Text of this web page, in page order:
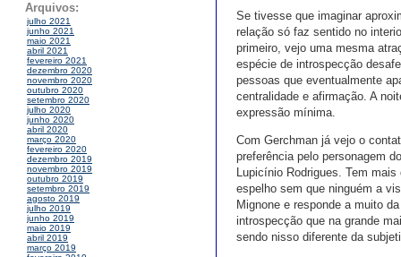
Arquivos:
julho 2021
junho 2021
maio 2021
abril 2021
fevereiro 2021
dezembro 2020
novembro 2020
outubro 2020
setembro 2020
julho 2020
junho 2020
abril 2020
março 2020
fevereiro 2020
dezembro 2019
novembro 2019
outubro 2019
setembro 2019
agosto 2019
julho 2019
junho 2019
maio 2019
abril 2019
março 2019
Se tivesse que imaginar
relação só faz sentido no
primeiro, vejo uma mesma
espécie de introspecção
pessoas que eventualmente
centralidade e afirmação. A
expressão mínima.
Com Gerchman já vejo o
preferência pelo personagem
Lupicínio Rodrigues. Tem
espelho sem que ninguém a
Mignone e responde a muito
introspecção que na grande
sendo nisso diferente da